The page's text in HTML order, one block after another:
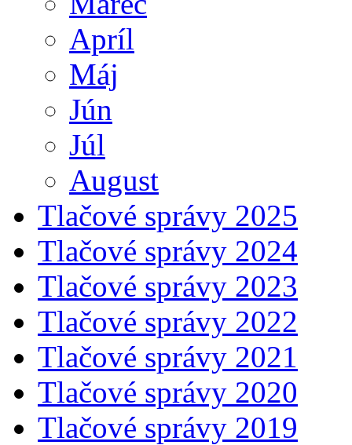
Apríl
Máj
Jún
Júl
August
Tlačové správy 2025
Tlačové správy 2024
Tlačové správy 2023
Tlačové správy 2022
Tlačové správy 2021
Tlačové správy 2020
Tlačové správy 2019